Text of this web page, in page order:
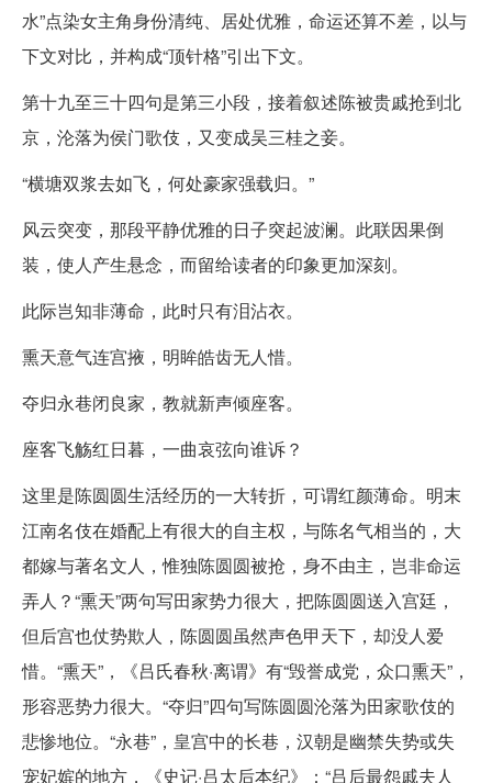
水”点染女主角身份清纯、居处优雅，命运还算不差，以与
下文对比，并构成“顶针格”引出下文。
第十九至三十四句是第三小段，接着叙述陈被贵戚抢到北
京，沦落为侯门歌伎，又变成吴三桂之妾。
“横塘双浆去如飞，何处豪家强载归。”
风云突变，那段平静优雅的日子突起波澜。此联因果倒
装，使人产生悬念，而留给读者的印象更加深刻。
此际岂知非薄命，此时只有泪沾衣。
熏天意气连宫掖，明眸皓齿无人惜。
夺归永巷闭良家，教就新声倾座客。
座客飞觞红日暮，一曲哀弦向谁诉？
这里是陈圆圆生活经历的一大转折，可谓红颜薄命。明末
江南名伎在婚配上有很大的自主权，与陈名气相当的，大
都嫁与著名文人，惟独陈圆圆被抢，身不由主，岂非命运
弄人？“熏天”两句写田家势力很大，把陈圆圆送入宫廷，
但后宫也仗势欺人，陈圆圆虽然声色甲天下，却没人爱
惜。“熏天”，《吕氏春秋·离谓》有“毁誉成党，众口熏天”，
形容恶势力很大。“夺归”四句写陈圆圆沦落为田家歌伎的
悲惨地位。“永巷”，皇宫中的长巷，汉朝是幽禁失势或失
宠妃嫔的地方，《史记·吕太后本纪》：“吕后最怨戚夫人